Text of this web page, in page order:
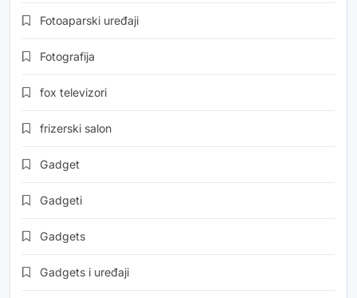
Fotoaparski uređaji
Fotografija
fox televizori
frizerski salon
Gadget
Gadgeti
Gadgets
Gadgets i uređaji